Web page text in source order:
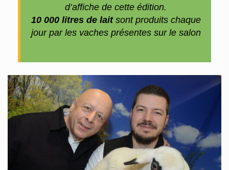
d’affiche de cette édition.
10 000 litres de laitsont produits chaque
jour par les vaches présentes sur le salon